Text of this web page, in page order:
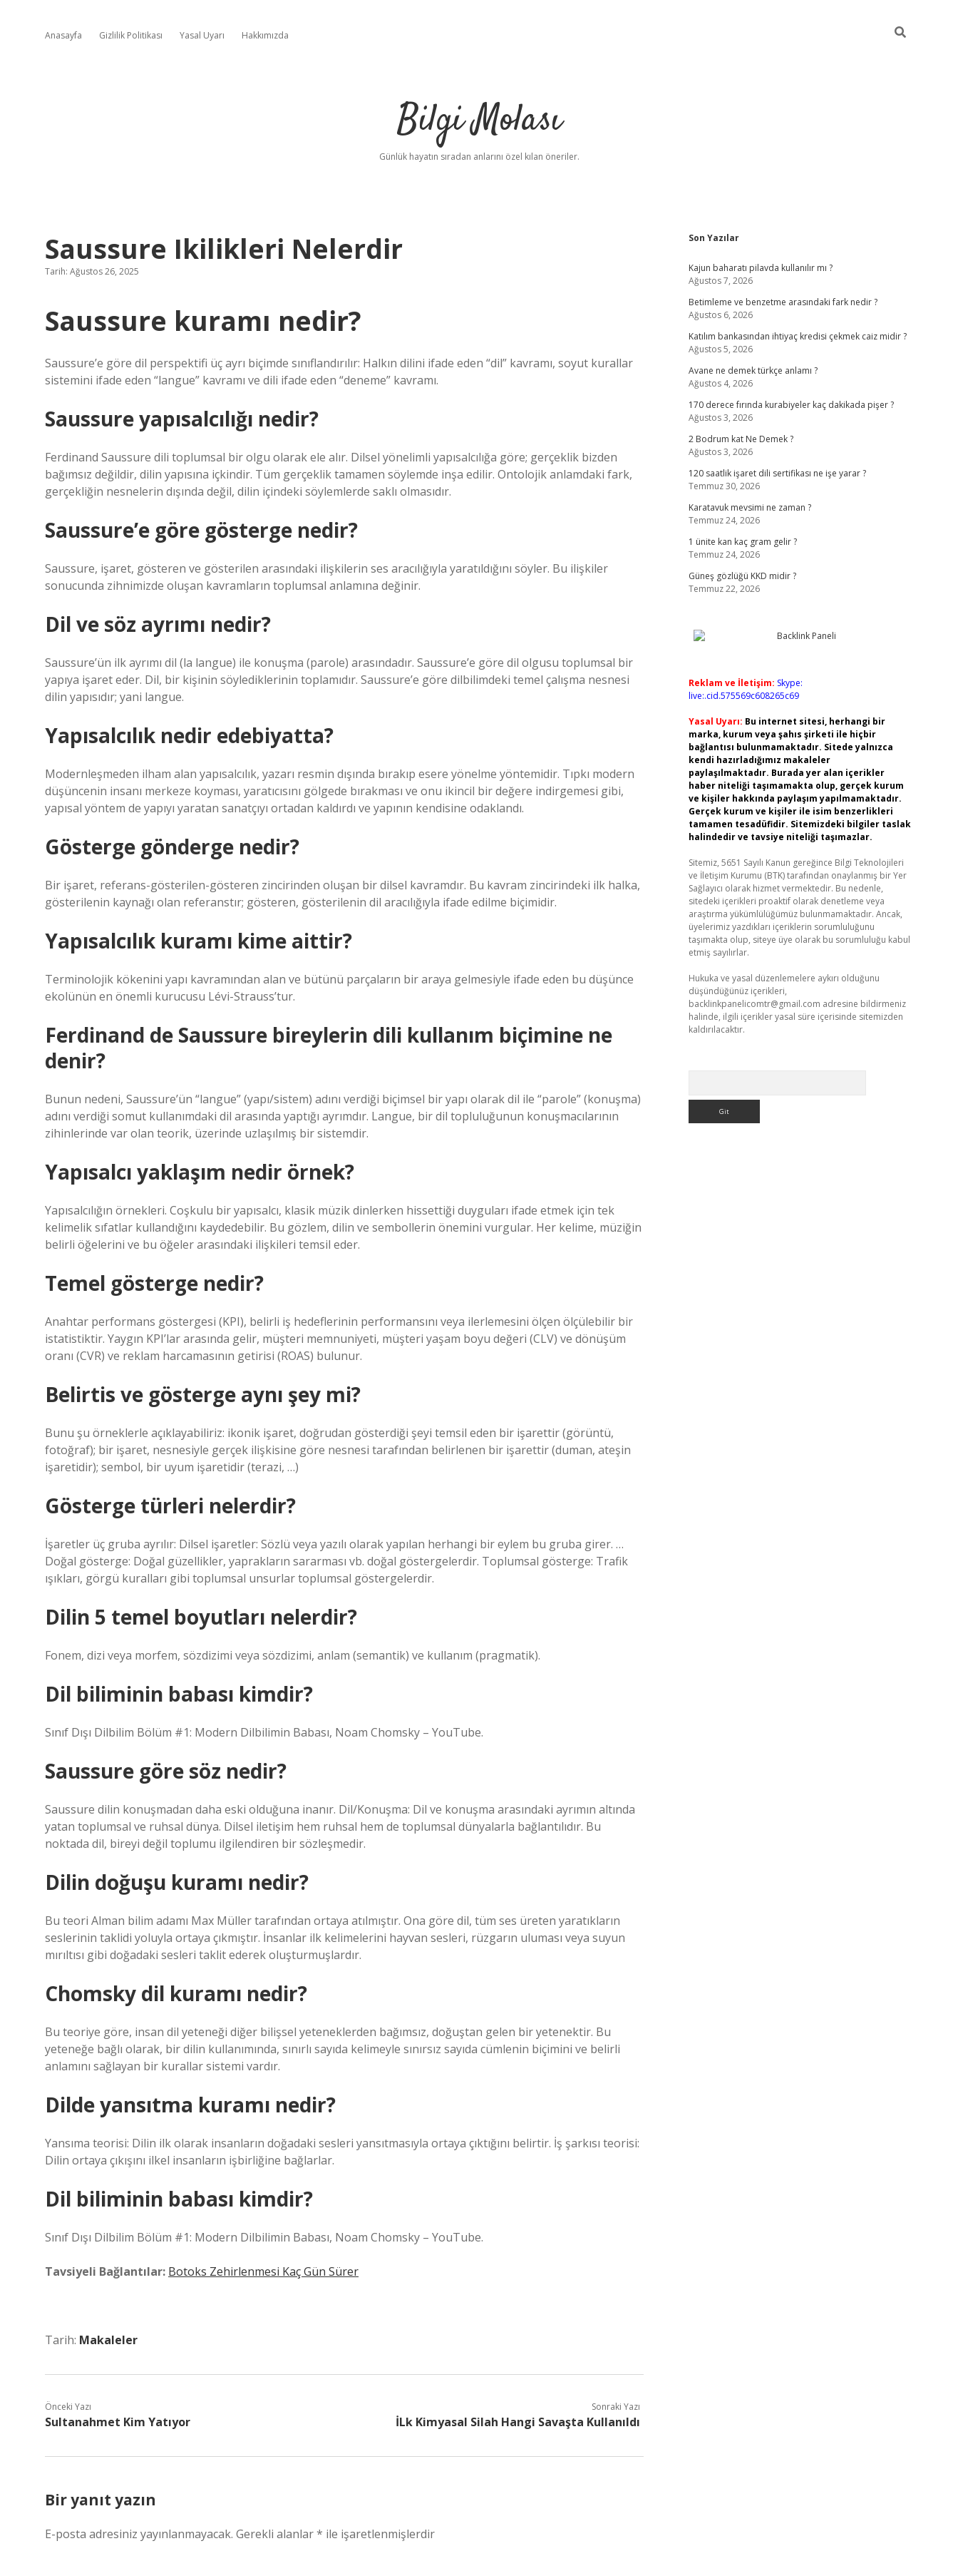
Anasayfa Gizlilik Politikası Yasal Uyarı Hakkımızda
Bilgi Molası
Günlük hayatın sıradan anlarını özel kılan öneriler.
Saussure Ikilikleri Nelerdir
Tarih: Ağustos 26, 2025
Saussure kuramı nedir?
Saussure’e göre dil perspektifi üç ayrı biçimde sınıflandırılır: Halkın dilini ifade eden “dil” kavramı, soyut kurallar
sistemini ifade eden “langue” kavramı ve dili ifade eden “deneme” kavramı.
Saussure yapısalcılığı nedir?
Ferdinand Saussure dili toplumsal bir olgu olarak ele alır. Dilsel yönelimli yapısalcılığa göre; gerçeklik bizden
bağımsız değildir, dilin yapısına içkindir. Tüm gerçeklik tamamen söylemde inşa edilir. Ontolojik anlamdaki fark,
gerçekliğin nesnelerin dışında değil, dilin içindeki söylemlerde saklı olmasıdır.
Saussure’e göre gösterge nedir?
Saussure, işaret, gösteren ve gösterilen arasındaki ilişkilerin ses aracılığıyla yaratıldığını söyler. Bu ilişkiler
sonucunda zihnimizde oluşan kavramların toplumsal anlamına değinir.
Dil ve söz ayrımı nedir?
Saussure’ün ilk ayrımı dil (la langue) ile konuşma (parole) arasındadır. Saussure’e göre dil olgusu toplumsal bir
yapıya işaret eder. Dil, bir kişinin söylediklerinin toplamıdır. Saussure’e göre dilbilimdeki temel çalışma nesnesi
dilin yapısıdır; yani langue.
Yapısalcılık nedir edebiyatta?
Modernleşmeden ilham alan yapısalcılık, yazarı resmin dışında bırakıp esere yönelme yöntemidir. Tıpkı modern
düşüncenin insanı merkeze koyması, yaratıcısını gölgede bırakması ve onu ikincil bir değere indirgemesi gibi,
yapısal yöntem de yapıyı yaratan sanatçıyı ortadan kaldırdı ve yapının kendisine odaklandı.
Gösterge gönderge nedir?
Bir işaret, referans-gösterilen-gösteren zincirinden oluşan bir dilsel kavramdır. Bu kavram zincirindeki ilk halka,
gösterilenin kaynağı olan referanstır; gösteren, gösterilenin dil aracılığıyla ifade edilme biçimidir.
Yapısalcılık kuramı kime aittir?
Terminolojik kökenini yapı kavramından alan ve bütünü parçaların bir araya gelmesiyle ifade eden bu düşünce
ekolünün en önemli kurucusu Lévi-Strauss’tur.
Ferdinand de Saussure bireylerin dili kullanım biçimine ne
denir?
Bunun nedeni, Saussure’ün “langue” (yapı/sistem) adını verdiği biçimsel bir yapı olarak dil ile “parole” (konuşma)
adını verdiği somut kullanımdaki dil arasında yaptığı ayrımdır. Langue, bir dil topluluğunun konuşmacılarının
zihinlerinde var olan teorik, üzerinde uzlaşılmış bir sistemdir.
Yapısalcı yaklaşım nedir örnek?
Yapısalcılığın örnekleri. Coşkulu bir yapısalcı, klasik müzik dinlerken hissettiği duyguları ifade etmek için tek
kelimelik sıfatlar kullandığını kaydedebilir. Bu gözlem, dilin ve sembollerin önemini vurgular. Her kelime, müziğin
belirli öğelerini ve bu öğeler arasındaki ilişkileri temsil eder.
Temel gösterge nedir?
Anahtar performans göstergesi (KPI), belirli iş hedeflerinin performansını veya ilerlemesini ölçen ölçülebilir bir
istatistiktir. Yaygın KPI’lar arasında gelir, müşteri memnuniyeti, müşteri yaşam boyu değeri (CLV) ve dönüşüm
oranı (CVR) ve reklam harcamasının getirisi (ROAS) bulunur.
Belirtis ve gösterge aynı şey mi?
Bunu şu örneklerle açıklayabiliriz: ikonik işaret, doğrudan gösterdiği şeyi temsil eden bir işarettir (görüntü,
fotoğraf); bir işaret, nesnesiyle gerçek ilişkisine göre nesnesi tarafından belirlenen bir işarettir (duman, ateşin
işaretidir); sembol, bir uyum işaretidir (terazi, …)
Gösterge türleri nelerdir?
İşaretler üç gruba ayrılır: Dilsel işaretler: Sözlü veya yazılı olarak yapılan herhangi bir eylem bu gruba girer. …
Doğal gösterge: Doğal güzellikler, yaprakların sararması vb. doğal göstergelerdir. Toplumsal gösterge: Trafik
ışıkları, görgü kuralları gibi toplumsal unsurlar toplumsal göstergelerdir.
Dilin 5 temel boyutları nelerdir?
Fonem, dizi veya morfem, sözdizimi veya sözdizimi, anlam (semantik) ve kullanım (pragmatik).
Dil biliminin babası kimdir?
Sınıf Dışı Dilbilim Bölüm #1: Modern Dilbilimin Babası, Noam Chomsky – YouTube.
Saussure göre söz nedir?
Saussure dilin konuşmadan daha eski olduğuna inanır. Dil/Konuşma: Dil ve konuşma arasındaki ayrımın altında
yatan toplumsal ve ruhsal dünya. Dilsel iletişim hem ruhsal hem de toplumsal dünyalarla bağlantılıdır. Bu
noktada dil, bireyi değil toplumu ilgilendiren bir sözleşmedir.
Dilin doğuşu kuramı nedir?
Bu teori Alman bilim adamı Max Müller tarafından ortaya atılmıştır. Ona göre dil, tüm ses üreten yaratıkların
seslerinin taklidi yoluyla ortaya çıkmıştır. İnsanlar ilk kelimelerini hayvan sesleri, rüzgarın uluması veya suyun
mırıltısı gibi doğadaki sesleri taklit ederek oluşturmuşlardır.
Chomsky dil kuramı nedir?
Bu teoriye göre, insan dil yeteneği diğer bilişsel yeteneklerden bağımsız, doğuştan gelen bir yetenektir. Bu
yeteneğe bağlı olarak, bir dilin kullanımında, sınırlı sayıda kelimeyle sınırsız sayıda cümlenin biçimini ve belirli
anlamını sağlayan bir kurallar sistemi vardır.
Dilde yansıtma kuramı nedir?
Yansıma teorisi: Dilin ilk olarak insanların doğadaki sesleri yansıtmasıyla ortaya çıktığını belirtir. İş şarkısı teorisi:
Dilin ortaya çıkışını ilkel insanların işbirliğine bağlarlar.
Dil biliminin babası kimdir?
Sınıf Dışı Dilbilim Bölüm #1: Modern Dilbilimin Babası, Noam Chomsky – YouTube.
Tavsiyeli Bağlantılar: Botoks Zehirlenmesi Kaç Gün Sürer
Tarih: Makaleler
Önceki Yazı
Sultanahmet Kim Yatıyor
Sonraki Yazı
İLk Kimyasal Silah Hangi Savaşta Kullanıldı
Bir yanıt yazın
E-posta adresiniz yayınlanmayacak. Gerekli alanlar* ile işaretlenmişlerdir
Sidebar
Son Yazılar
Kajun baharatı pilavda kullanılır mı ?
Ağustos 7, 2026
Betimleme ve benzetme arasındaki fark nedir ?
Ağustos 6, 2026
Katılım bankasından ihtiyaç kredisi çekmek caiz midir ?
Ağustos 5, 2026
Avane ne demek türkçe anlamı ?
Ağustos 4, 2026
170 derece fırında kurabiyeler kaç dakikada pişer ?
Ağustos 3, 2026
2 Bodrum kat Ne Demek ?
Ağustos 3, 2026
120 saatlik işaret dili sertifikası ne işe yarar ?
Temmuz 30, 2026
Karatavuk mevsimi ne zaman ?
Temmuz 24, 2026
1 ünite kan kaç gram gelir ?
Temmuz 24, 2026
Güneş gözlüğü KKD midir ?
Temmuz 22, 2026
Reklam ve İletişim: Skype:
live:.cid.575569c608265c69
Yasal Uyarı: Bu internet sitesi, herhangi bir
marka, kurum veya şahıs şirketi ile hiçbir
bağlantısı bulunmamaktadır. Sitede yalnızca
kendi hazırladığımız makaleler
paylaşılmaktadır. Burada yer alan içerikler
haber niteliği taşımamakta olup, gerçek kurum
ve kişiler hakkında paylaşım yapılmamaktadır.
Gerçek kurum ve kişiler ile isim benzerlikleri
tamamen tesadüfidir. Sitemizdeki bilgiler taslak
halindedir ve tavsiye niteliği taşımazlar.
Sitemiz, 5651 Sayılı Kanun gereğince Bilgi Teknolojileri
ve İletişim Kurumu (BTK) tarafından onaylanmış bir Yer
Sağlayıcı olarak hizmet vermektedir. Bu nedenle,
sitedeki içerikleri proaktif olarak denetleme veya
araştırma yükümlülüğümüz bulunmamaktadır. Ancak,
üyelerimiz yazdıkları içeriklerin sorumluluğunu
taşımakta olup, siteye üye olarak bu sorumluluğu kabul
etmiş sayılırlar.
Hukuka ve yasal düzenlemelere aykırı olduğunu
düşündüğünüz içerikleri,
backlinkpanelicomtr@gmail.com adresine bildirmeniz
halinde, ilgili içerikler yasal süre içerisinde sitemizden
kaldırılacaktır.
elexbet yeni giriş adresi